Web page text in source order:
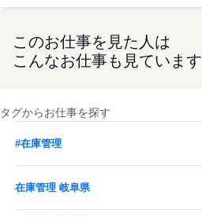
このお仕事を見た人は
こんなお仕事も見ています
タグからお仕事を探す
#在庫管理
在庫管理 岐阜県